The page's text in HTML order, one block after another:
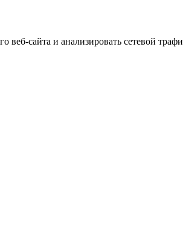
сайта и анализировать сетевой